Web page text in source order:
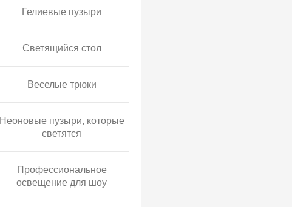
Гелиевые пузыри
Светящийся стол
Веселые трюки
Неоновые пузыри, которые
светятся
Профессиональное
освещение для шоу